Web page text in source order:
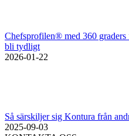
Chefsprofilen® med 360 graders
bli tydligt
2026-01-22
Så särskiljer sig Kontura från
2025-09-03